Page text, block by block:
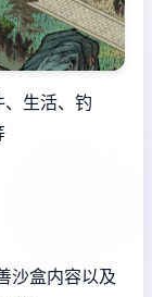
生活、钓
沙盒内容以及